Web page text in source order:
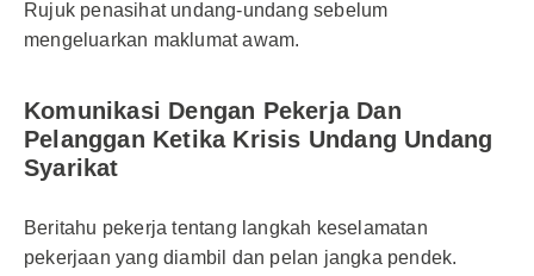
Rujuk penasihat undang-undang sebelum
mengeluarkan maklumat awam.
Komunikasi Dengan Pekerja Dan
Pelanggan Ketika Krisis Undang Undang
Syarikat
Beritahu pekerja tentang langkah keselamatan
pekerjaan yang diambil dan pelan jangka pendek.